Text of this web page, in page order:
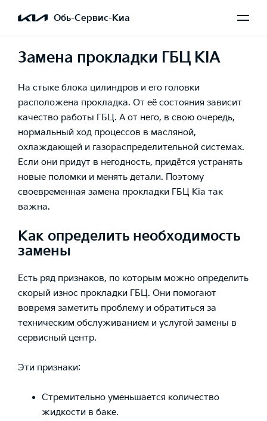
Обь-Сервис-Киа
Замена прокладки ГБЦ KIA
На стыке блока цилиндров и его головки
расположена прокладка. От её состояния зависит
качество работы ГБЦ. А от него, в свою очередь,
нормальный ход процессов в масляной,
охлаждающей и газораспределительной системах.
Если они придут в негодность, придётся устранять
новые поломки и менять детали. Поэтому
своевременная замена прокладки ГБЦ Kia так
важна.
Как определить необходимость
замены
Есть ряд признаков, по которым можно определить
скорый износ прокладки ГБЦ. Они помогают
вовремя заметить проблему и обратиться за
техническим обслуживанием и услугой замены в
сервисный центр.
Эти признаки:
Стремительно уменьшается количество
жидкости в баке.